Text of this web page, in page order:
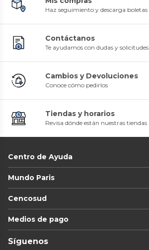
Haz seguimiento y descarga boletas
Contáctanos
Te ayudamos con dudas y solicitudes
Cambios y Devoluciones
Conoce cómo pedirlos
Tiendas y horarios
Revisa dónde están nuestras tiendas
Centro de Ayuda
Mundo Paris
Cencosud
Medios de pago
Síguenos